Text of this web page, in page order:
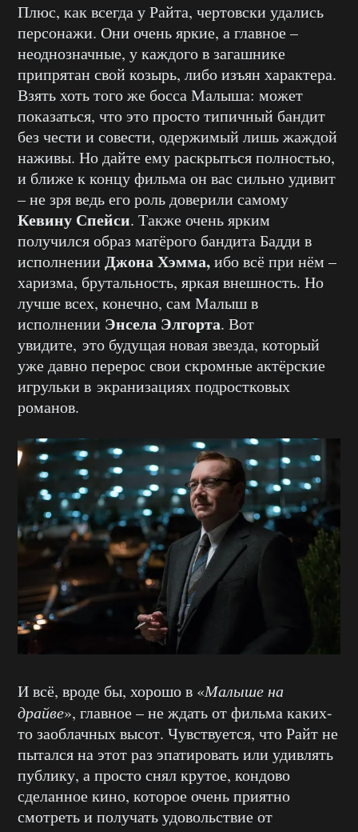
Плюс, как всегда у Райта, чертовски удались
персонажи. Они очень яркие, а главное –
неоднозначные, у каждого в загашнике
припрятан свой козырь, либо изъян характера.
Взять хоть того же босса Малыша: может
показаться, что это просто типичный бандит
без чести и совести, одержимый лишь жаждой
наживы. Но дайте ему раскрыться полностью,
и ближе к концу фильма он вас сильно удивит
– не зря ведь его роль доверили самому
Кевину Спейси. Также очень ярким
получился образ матёрого бандита Бадди в
исполнении Джона Хэмма,ибо всё при нём –
харизма, брутальность, яркая внешность. Но
лучше всех, конечно, сам Малыш в
исполнении Энсела Элгорта. Вот
увидите, это будущая новая звезда, который
уже давно перерос свои скромные актёрские
игрульки в экранизациях подростковых
романов.
И всё, вроде бы, хорошо в «Малыше на
драйве», главное – не ждать от фильма каких-
то заоблачных высот. Чувствуется, что Райт не
пытался на этот раз эпатировать или удивлять
публику, а просто снял крутое, кондово
сделанное кино, которое очень приятно
смотреть и получать удовольствие от